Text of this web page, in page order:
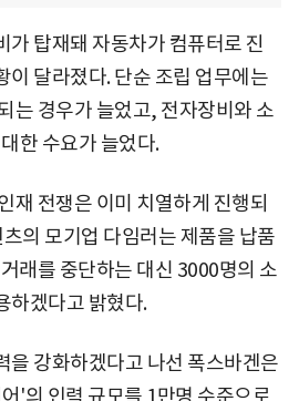
가 탑재돼 자동차가 컴퓨터로 진
이 달라졌다. 단순 조립 업무에는
는 경우가 늘었고, 전자장비와 소
한 수요가 늘었다.
재 전쟁은 이미 치열하게 진행되
의 모기업 다임러는 제품을 납품
래를 중단하는 대신 3000명의 소
하겠다고 밝혔다.
을 강화하겠다고 나선 폭스바겐은
'의 인력 규모를 1만명 수준으로